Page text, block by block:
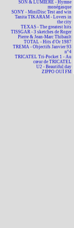
SON & LUMIÈRE - Hymne
monégasque
SONY - MiniDisc Test and win
Tanita TIKARAM - Lovers in
the city
TEXAS - The greatest hits
TISSGAR - 3 sketches de Roger
Pierre & Jean-Marc Thibault
TOTAL - Hits d'Or 1987
TREMA - Objectifs Janvier 93
n°4
TRICATEL Tri-Pocket 1 - Au
cœur de TRICATEL
U2 - Beautiful day
ZIPPO OUÏ FM